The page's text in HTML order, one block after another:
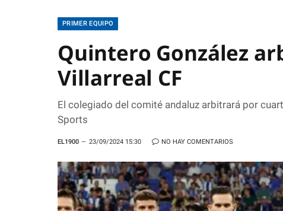
PRIMER EQUIPO
Quintero González
Villarreal CF
El colegiado del comité andaluz arbitrará por
Sports
EL1900 23/09/2024 15:30 NO HAY COMENTARIOS